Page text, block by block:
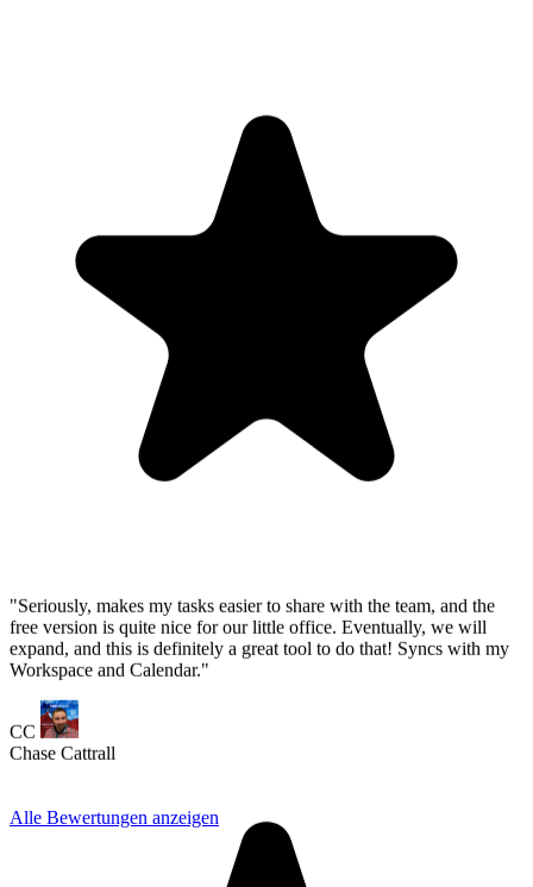
"Seriously, makes my tasks easier to share with the team, and the
free version is quite nice for our little office. Eventually, we will
expand, and this is definitely a great tool to do that! Syncs with my
Workspace and Calendar."
Alle Bewertungen anzeigen